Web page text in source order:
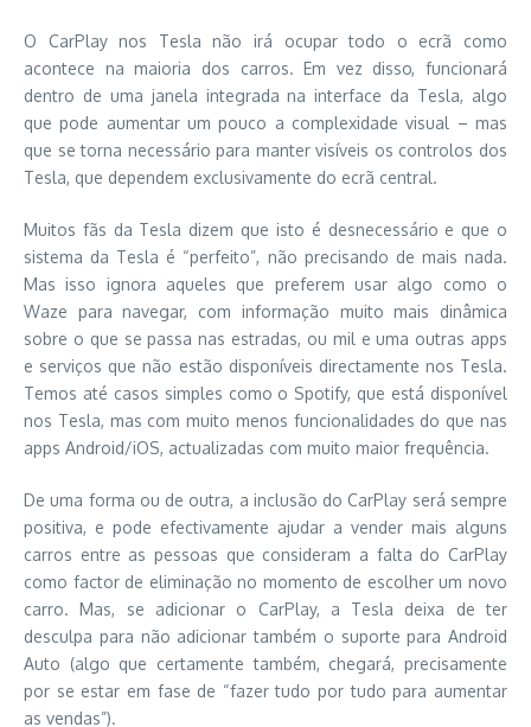
O CarPlay nos Tesla não irá ocupar todo o ecrã como
acontece na maioria dos carros. Em vez disso, funcionará
dentro de uma janela integrada na interface da Tesla, algo
que pode aumentar um pouco a complexidade visual – mas
que se torna necessário para manter visíveis os controlos dos
Tesla, que dependem exclusivamente do ecrã central.
Muitos fãs da Tesla dizem que isto é desnecessário e que o
sistema da Tesla é “perfeito”, não precisando de mais nada.
Mas isso ignora aqueles que preferem usar algo como o
Waze para navegar, com informação muito mais dinâmica
sobre o que se passa nas estradas, ou mil e uma outras apps
e serviços que não estão disponíveis directamente nos Tesla.
Temos até casos simples como o Spotify, que está disponível
nos Tesla, mas com muito menos funcionalidades do que nas
apps Android/iOS, actualizadas com muito maior frequência.
De uma forma ou de outra, a inclusão do CarPlay será sempre
positiva, e pode efectivamente ajudar a vender mais alguns
carros entre as pessoas que consideram a falta do CarPlay
como factor de eliminação no momento de escolher um novo
carro. Mas, se adicionar o CarPlay, a Tesla deixa de ter
desculpa para não adicionar também o suporte para Android
Auto (algo que certamente também, chegará, precisamente
por se estar em fase de “fazer tudo por tudo para aumentar
as vendas”).